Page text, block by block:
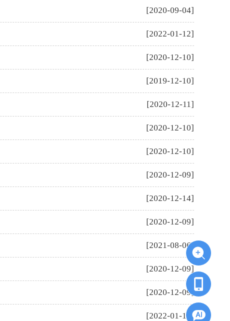
[2020-09-04]
[2022-01-12]
[2020-12-10]
[2019-12-10]
[2020-12-11]
[2020-12-10]
[2020-12-10]
[2020-12-09]
[2020-12-14]
[2020-12-09]
[2021-08-06]
[2020-12-09]
[2020-12-09]
[2022-01-12]